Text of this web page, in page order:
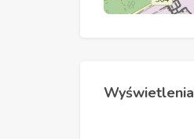
Wyświetlenia